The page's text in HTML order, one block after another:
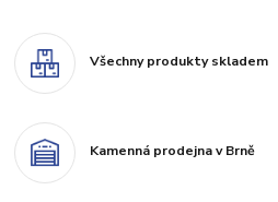
Všechny produkty skladem
Kamenná prodejna v Brně